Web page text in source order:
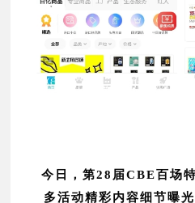
今日，第28届CBE百场
多活动精彩内容细节曝